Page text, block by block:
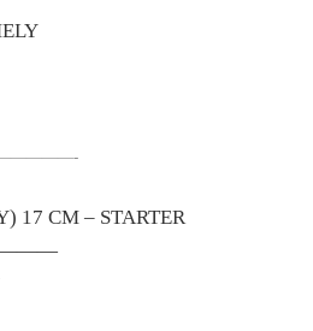
17 CM – STARTER